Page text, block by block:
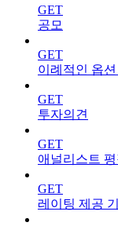
GET
공모
GET
이례적인 옵션
GET
투자의견
GET
애널리스트 평
GET
레이팅 제공